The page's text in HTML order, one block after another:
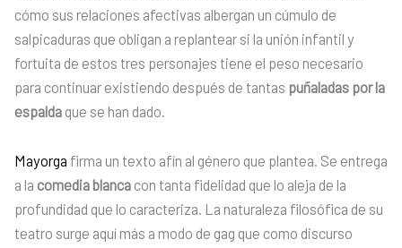
cómo sus relaciones afectivas albergan un cúmulo de
salpicaduras que obligan a replantear si la unión infantil y
fortuita de estos tres personajes tiene el peso necesario
para continuar existiendo después de tantas puñaladas por la
espalda que se han dado.
Mayorga firma un texto afín al género que plantea. Se entrega
a la comedia blanca con tanta fidelidad que lo aleja de la
profundidad que lo caracteriza. La naturaleza filosófica de su
teatro surge aquí más a modo de gag que como discurso